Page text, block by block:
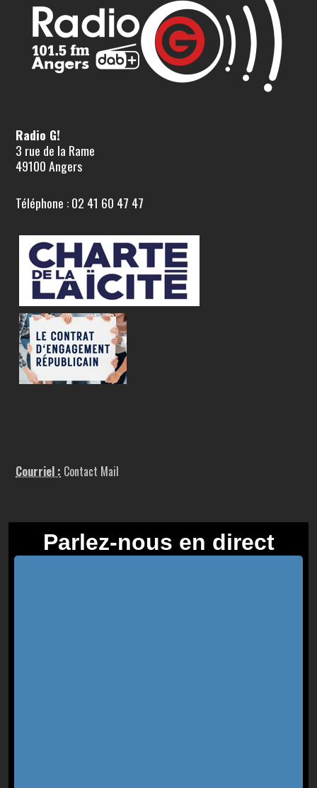
Radio G!
3 rue de la Rame
49100 Angers
Téléphone : 02 41 60 47 47
Courriel : Contact Mail